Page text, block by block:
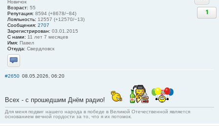
Новичок
Возраст: 55
Репутация: 8594 (+8678/−84)
Лояльность: 12557 (+12570/−13)
Сообщения: 2707
Зарегистрирован: 03.01.2015
С нами: 11 лет 7 месяцев
Имя: Павел
Откуда: Свердловск
Отправить личное сообщение
1
#2650 08.05.2026, 06:20
Всех - с прошедшим Днём радио!
Для меня подвиг нашего народа в победе в Великой Отечественной является
основанием вечной гордости за то, что я их потомок.